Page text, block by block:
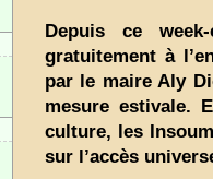
Depuis ce
gratuitement à
par le maire Aly
mesure estivale.
culture, les
sur l’accès